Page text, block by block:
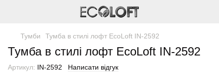
Тумби Тумба в стилі лофт EcoLoft IN-2592
Тумба в стилі лофт EcoLoft IN-2592
Артикул: IN-2592 Написати відгук